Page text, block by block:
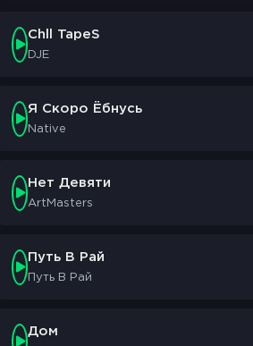
Chll TapeS
DJE
Я Скоро Ёбнусь
Native
Нет Девяти
ArtMasters
Путь В Рай
Путь В Рай
Дом